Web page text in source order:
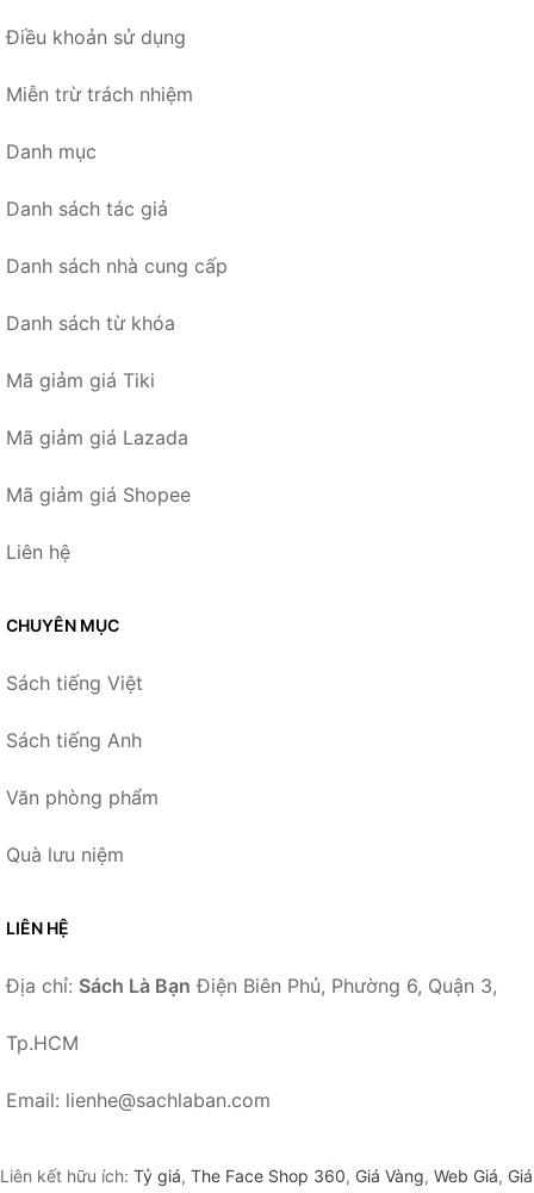
Điều khoản sử dụng
Miễn trừ trách nhiệm
Danh mục
Danh sách tác giả
Danh sách nhà cung cấp
Danh sách từ khóa
Mã giảm giá Tiki
Mã giảm giá Lazada
Mã giảm giá Shopee
Liên hệ
CHUYÊN MỤC
Sách tiếng Việt
Sách tiếng Anh
Văn phòng phẩm
Quà lưu niệm
LIÊN HỆ
Địa chỉ: Sách Là Bạn Điện Biên Phủ, Phường 6, Quận 3,
Tp.HCM
Email: lienhe@sachlaban.com
Liên kết hữu ích: Tỷ giá, The Face Shop 360, Giá Vàng, Web Giá, Giá